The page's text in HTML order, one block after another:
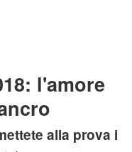
l'amore
alla prova i